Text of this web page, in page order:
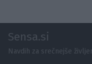
Sensa.si
Navdih za srečnejše